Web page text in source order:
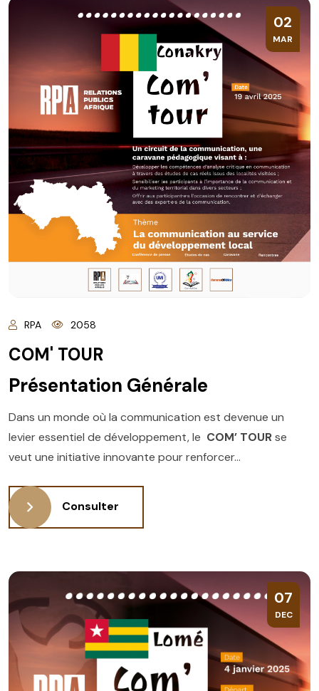
02
MAR
RPA 2058
COM' TOUR
Présentation Générale
Dans un monde où la communication est devenue un
levier essentiel de développement, le COM’ TOURse
veut une initiative innovante pour renforcer...
Consulter
07
DEC